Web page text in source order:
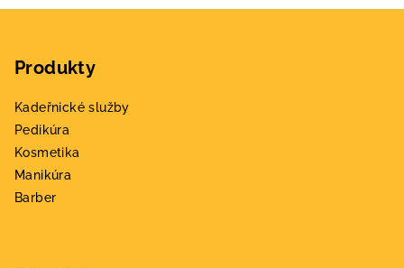
Produkty
Kadeřnické služby
Pedikúra
Kosmetika
Manikúra
Barber